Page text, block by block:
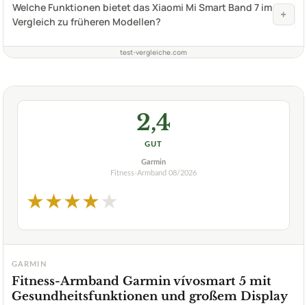
Welche Funktionen bietet das Xiaomi Mi Smart Band 7 im
Vergleich zu früheren Modellen?
+
test-vergleiche.com
2,4
GUT
Garmin
Fitness-Armband 08/2026
★★★★★
GARMIN
Fitness-Armband Garmin vívosmart 5 mit
Gesundheitsfunktionen und großem Display